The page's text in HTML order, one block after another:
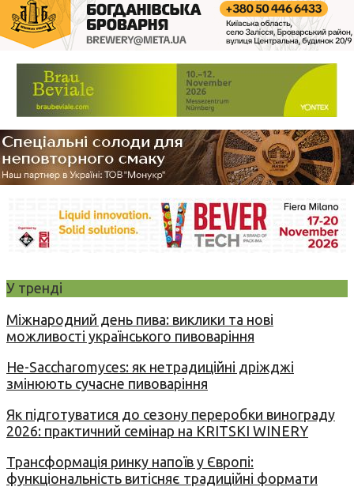
У тренді
Міжнародний день пива: виклики та нові
можливості українського пивоваріння
Не-Saccharomyces: як нетрадиційні дріжджі
змінюють сучасне пивоваріння
Як підготуватися до сезону переробки винограду
2026: практичний семінар на KRITSKI WINERY
Трансформація ринку напоїв у Європі:
функціональність витісняє традиційні формати